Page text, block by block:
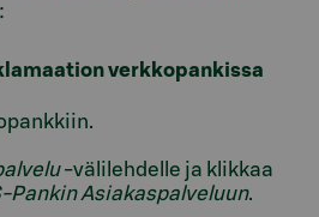
verkkopankissa
-välilehdelle ja klikkaa
Pankin Asiakaspalveluun.